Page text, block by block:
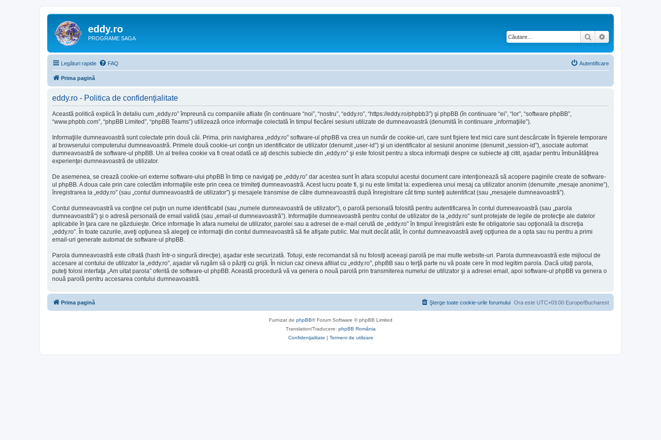
eddy.ro
PROGRAME SAGA Căutare
Legături rapide FAQ Autentificare
Prima pagină
eddy.ro - Politica de confidenţialitate
Această politică explică în detaliu cum „eddy.ro” împreună cu companiile afliate (în continuare “noi”, “nostru”, “eddy.ro”, “https://eddy.ro/phpbb3”) şi phpBB (în continuare “ei”, “lor”, “software phpBB”,
“www.phpbb.com”, “phpBB Limited”, “phpBB Teams”) utilizează orice informaţie colectată în timpul fiecărei sesiuni utilizate de dumneavoastră (denumită în continuare „informaţiile”).
Informaţiile dumneavoastră sunt colectate prin două căi. Prima, prin navigharea „eddy.ro” software-ul phpBB va crea un număr de cookie-uri, care sunt fişiere text mici care sunt descărcate în fişierele temporare
al browserului computerului dumneavoastră. Primele două cookie-uri conţin un identificator de utilizator (denumit „user-id”) şi un identificator al sesiunii anonime (denumit „session-id”), asociate automat
dumneavoastră de software-ul phpBB. Un al treilea cookie va fi creat odată ce aţi deschis subiecte din „eddy.ro” şi este folosit pentru a stoca informaţii despre ce subiecte aţi citit, aşadar pentru îmbunătăţirea
experienţei dumneavoastră de utilizator.
De asemenea, se crează cookie-uri externe software-ului phpBB în timp ce navigaţi pe „eddy.ro” dar acestea sunt în afara scopului acestui document care intenţionează să acopere paginile create de software-
ul phpBB. A doua cale prin care colectăm informaţiile este prin ceea ce trimiteţi dumneavoastră. Acest lucru poate fi, şi nu este limitat la: expedierea unui mesaj ca utilizator anonim (denumite „mesaje anonime”),
înregistrarea la „eddy.ro” (sau „contul dumneavoastră de utilizator”) şi mesajele transmise de către dumneavoastră după înregistrare cât timp sunteţi autentificat (sau „mesajele dumneavoastră”).
Contul dumneavoastră va conţine cel puţin un nume identificabil (sau „numele dumneavoastră de utilizator”), o parolă personală folosită pentru autentificarea în contul dumneavoastră (sau „parola
dumneavoastră”) şi o adresă personală de email validă (sau „email-ul dumneavoastră”). Informaţiile dumneavoastră pentru contul de utilizator de la „eddy.ro” sunt protejate de legile de protecţie ale datelor
aplicabile în ţara care ne găzduieşte. Orice informaţie în afara numelui de utilizator, parolei sau a adresei de e-mail cerută de „eddy.ro” în timpul înregistrării este fie obligatorie sau opţională la discreţia
„eddy.ro”. În toate cazurile, aveţi opţiunea să alegeţi ce informaţii din contul dumneavoastră să fie afişate public. Mai mult decât atât, în contul dumneavoastră aveţi opţiunea de a opta sau nu pentru a primi
email-uri generate automat de software-ul phpBB.
Parola dumneavoastră este cifrată (hash într-o singură direcţie), aşadar este securizată. Totuşi, este recomandat să nu folosiţi aceeaşi parolă pe mai multe website-uri. Parola dumneavoastră este mijlocul de
accesare al contului de utilizator la „eddy.ro”, aşadar vă rugăm să o păziţi cu grijă. În niciun caz cineva afiliat cu „eddy.ro”, phpBB sau o terţă parte nu vă poate cere în mod legitim parola. Dacă uitaţi parola,
puteţi folosi interfaţa „Am uitat parola” oferită de software-ul phpBB. Această procedură vă va genera o nouă parolă prin transmiterea numelui de utilizator şi a adresei email, apoi software-ul phpBB va genera o
nouă parolă pentru accesarea contului dumneavoastră.
Prima pagină Ora este UTC+03:00 Europe/Bucharest
Şterge toate cookie-urile forumului
Furnizat de phpBB® Forum Software © phpBB Limited
Translation/Traducere: phpBB România
Confidenţialitate | Termeni de utilizare